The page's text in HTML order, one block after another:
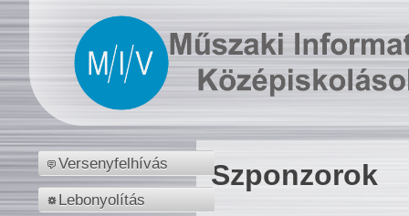
Versenyfelhívás
Lebonyolítás
Szponzorok